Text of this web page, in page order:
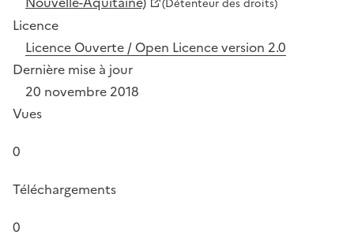
Licence
Licence Ouverte / Open Licence version 2.0
Dernière mise à jour
20 novembre 2018
Vues
0
Téléchargements
0